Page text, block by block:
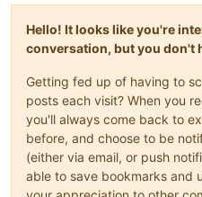
Hello! It looks like you're
conversation, but you don't
Getting fed up of having to
posts each visit? When you
you'll always come back to
before, and choose to be
(either via email, or push
able to save bookmarks and